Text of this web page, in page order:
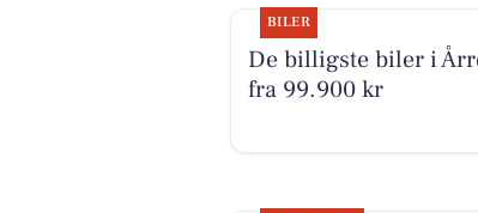
BILER
De billigste biler i
fra 99.900 kr